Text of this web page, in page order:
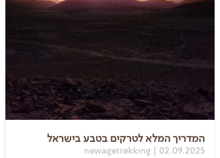
המדריך המלא לטרקים בטבע בישראל
newagetrekking | 02.09.2025